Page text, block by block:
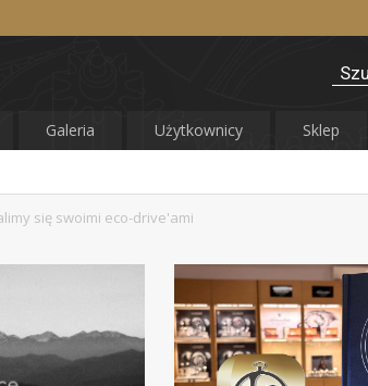
Galeria Użytkownicy Sklep
się swoimi eco-drive'ami